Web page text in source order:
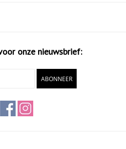
industriële toepassingen.
onze nieuwsbrief:
ABONNEER